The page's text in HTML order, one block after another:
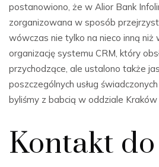
postanowiono, że w Alior Bank
zorganizowana w sposób
wówczas nie tylko na nieco inną niż
organizację systemu CRM, który
przychodzące, ale ustalono także
poszczególnych usług
byliśmy z babcią w oddziale Kraków
Kontakt